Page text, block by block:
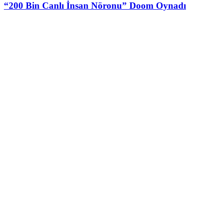
“200 Bin Canlı İnsan Nöronu” Doom Oynadı